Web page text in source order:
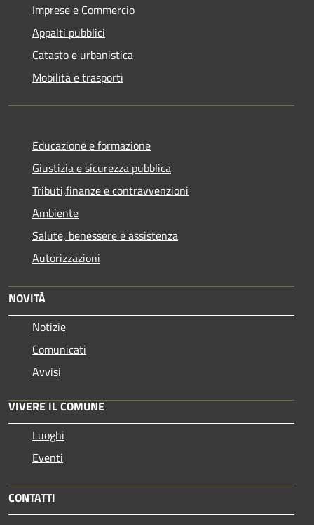
Imprese e Commercio
Appalti pubblici
Catasto e urbanistica
Mobilità e trasporti
Educazione e formazione
Giustizia e sicurezza pubblica
Tributi,finanze e contravvenzioni
Ambiente
Salute, benessere e assistenza
Autorizzazioni
NOVITÀ
Notizie
Comunicati
Avvisi
VIVERE IL COMUNE
Luoghi
Eventi
CONTATTI